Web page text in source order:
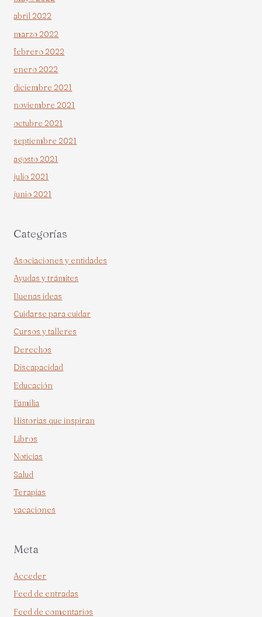
abril 2022
marzo 2022
febrero 2022
enero 2022
diciembre 2021
noviembre 2021
octubre 2021
septiembre 2021
agosto 2021
julio 2021
junio 2021
Categorías
Asociaciones y entidades
Ayudas y trámites
Buenas ideas
Cuidarse para cuidar
Cursos y talleres
Derechos
Discapacidad
Educación
Familia
Historias que inspiran
Libros
Noticias
Salud
Terapias
vacaciones
Meta
Acceder
Feed de entradas
Feed de comentarios